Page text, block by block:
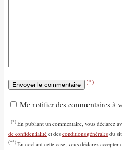
(*)
Me notifier des commentaires à
(*) En publiant un commentaire, vous déclarez
de confidentialité et des conditions générales du
(**) En cochant cette case, vous déclarez